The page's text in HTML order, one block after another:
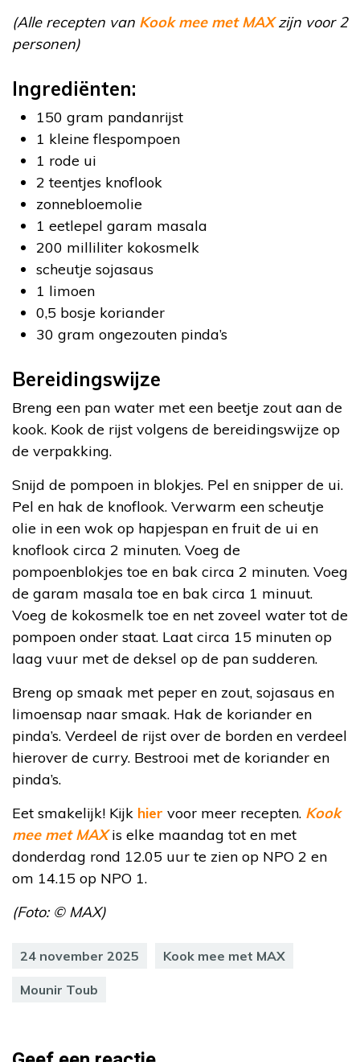
(Alle recepten van Kook mee met MAXzijn voor 2
personen)
Ingrediënten:
150 gram pandanrijst
1 kleine flespompoen
1 rode ui
2 teentjes knoflook
zonnebloemolie
1 eetlepel garam masala
200 milliliter kokosmelk
scheutje sojasaus
1 limoen
0,5 bosje koriander
30 gram ongezouten pinda’s
Bereidingswijze
Breng een pan water met een beetje zout aan de
kook. Kook de rijst volgens de bereidingswijze op
de verpakking.
Snijd de pompoen in blokjes. Pel en snipper de ui.
Pel en hak de knoflook. Verwarm een scheutje
olie in een wok op hapjespan en fruit de ui en
knoflook circa 2 minuten. Voeg de
pompoenblokjes toe en bak circa 2 minuten. Voeg
de garam masala toe en bak circa 1 minuut.
Voeg de kokosmelk toe en net zoveel water tot de
pompoen onder staat. Laat circa 15 minuten op
laag vuur met de deksel op de pan sudderen.
Breng op smaak met peper en zout, sojasaus en
limoensap naar smaak. Hak de koriander en
pinda’s. Verdeel de rijst over de borden en verdeel
hierover de curry. Bestrooi met de koriander en
pinda’s.
Eet smakelijk! Kijk hier voor meer recepten. Kook
mee met MAXis elke maandag tot en met
donderdag rond 12.05 uur te zien op NPO 2 en
om 14.15 op NPO 1.
(Foto: © MAX)
24 november 2025 Kook mee met MAX
Mounir Toub